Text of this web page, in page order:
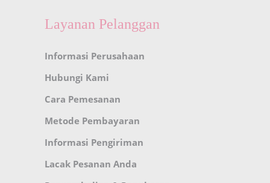
Layanan Pelanggan
Informasi Perusahaan
Hubungi Kami
Cara Pemesanan
Metode Pembayaran
Informasi Pengiriman
Lacak Pesanan Anda